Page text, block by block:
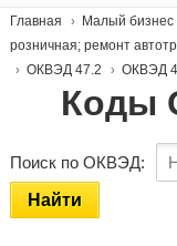
Главная Малый бизнес
розничная; ремонт
ОКВЭД 47.2
ОКВЭД
Коды
Поиск по ОКВЭД:
Найти